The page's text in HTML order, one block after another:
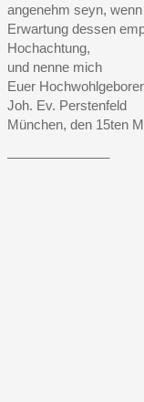
angenehm seyn,
Erwartung dessen
Hochachtung,
und nenne mich
Euer
Joh. Ev. Perstenfeld
München, den 15ten